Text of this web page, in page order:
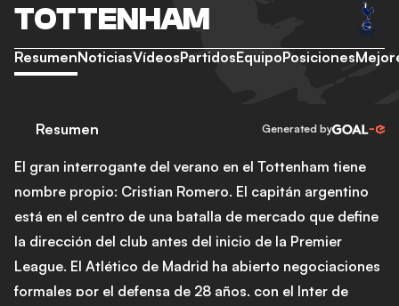
TOTTENHAM
ResumenNoticiasVídeosPartidosEquipoPosiciones
Resumen Generated by
El gran interrogante del verano en el Tottenham tiene
nombre propio: Cristian Romero. El capitán argentino
está en el centro de una batalla de mercado que define
la dirección del club antes del inicio de la Premier
League. El Atlético de Madrid ha abierto negociaciones
formales por el defensa de 28 años, con el Inter de